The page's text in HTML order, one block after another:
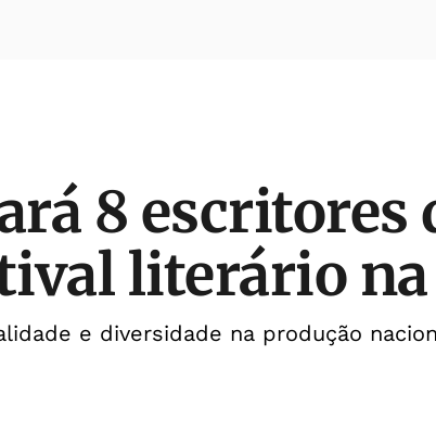
8 escritores
literário na
e diversidade na produção